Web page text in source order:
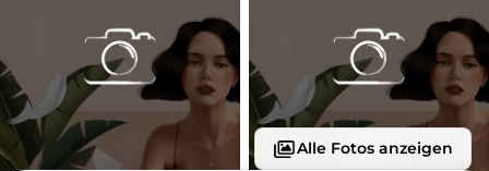
Alle Fotos anzeigen